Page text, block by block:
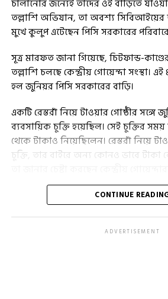
চালানোর জন্যেই তাদের ওই বাড়িতে
তল্লাশি অভিযান, তা অবশ্য সিবিআইয়ের
মুখে কুলুপ এটেছেন পিসি সরকারের
সূত্র মারফত জানা গিয়েছে, চিটফান্ড-
তল্লাশি চলছে কেন্দ্রীয় গোয়েন্দা সংস্থা।
হল জুনিয়র পিসি সরকারের বাড়ি।
একটি রেস্তরাঁ নিয়ে টাওয়ার গোষ্ঠীর সঙ্গে
ব্যবসায়িক চুক্তি হয়েছিল। সেই চুক্তির সময়
থেকে টাকাও নিয়েছিলেন। রেস্তরাঁ নিয়ে
চুক্তি, তার বাইরে অন্য কোনও ভাবে টাকা
সিবিআই সূত্রে খবর, শুক্রবার মুকুন্দপুরের
সকাল সাড়ে ১১টা থেকে তল্লাশি চালানো
হয়েছিল, সে বিষয়ে খোঁজ নেওয়া হচ্ছে।
CONTINUE
ADVERTISEMENT